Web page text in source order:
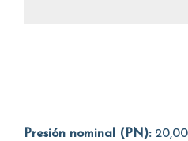
Presión nominal (PN):